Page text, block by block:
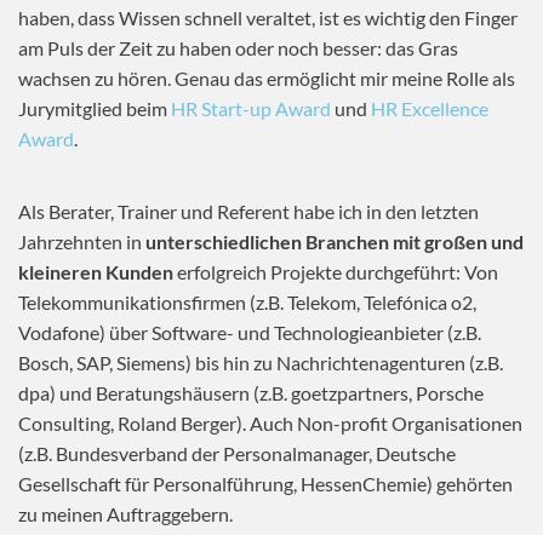
haben, dass Wissen schnell veraltet, ist es wichtig den Finger
am Puls der Zeit zu haben oder noch besser: das Gras
wachsen zu hören. Genau das ermöglicht mir meine Rolle als
Jurymitglied beim HR Start-up Award und HR Excellence
Award.
Als Berater, Trainer und Referent habe ich in den letzten
Jahrzehnten in unterschiedlichen Branchen mit großen und
kleineren Kundenerfolgreich Projekte durchgeführt: Von
Telekommunikationsfirmen (z.B. Telekom, Telefónica o2,
Vodafone) über Software- und Technologieanbieter (z.B.
Bosch, SAP, Siemens) bis hin zu Nachrichtenagenturen (z.B.
dpa) und Beratungshäusern (z.B. goetzpartners, Porsche
Consulting, Roland Berger). Auch Non-profit Organisationen
(z.B. Bundesverband der Personalmanager, Deutsche
Gesellschaft für Personalführung, HessenChemie) gehörten
zu meinen Auftraggebern.